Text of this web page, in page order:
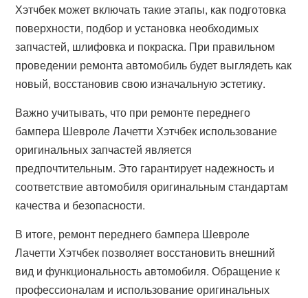
Хэтчбек может включать такие этапы, как подготовка
поверхности, подбор и установка необходимых
запчастей, шлифовка и покраска. При правильном
проведении ремонта автомобиль будет выглядеть как
новый, восстановив свою изначальную эстетику.
Важно учитывать, что при ремонте переднего
бампера Шевроле Лачетти Хэтчбек использование
оригинальных запчастей является
предпочтительным. Это гарантирует надежность и
соответствие автомобиля оригинальным стандартам
качества и безопасности.
В итоге, ремонт переднего бампера Шевроле
Лачетти Хэтчбек позволяет восстановить внешний
вид и функциональность автомобиля. Обращение к
профессионалам и использование оригинальных